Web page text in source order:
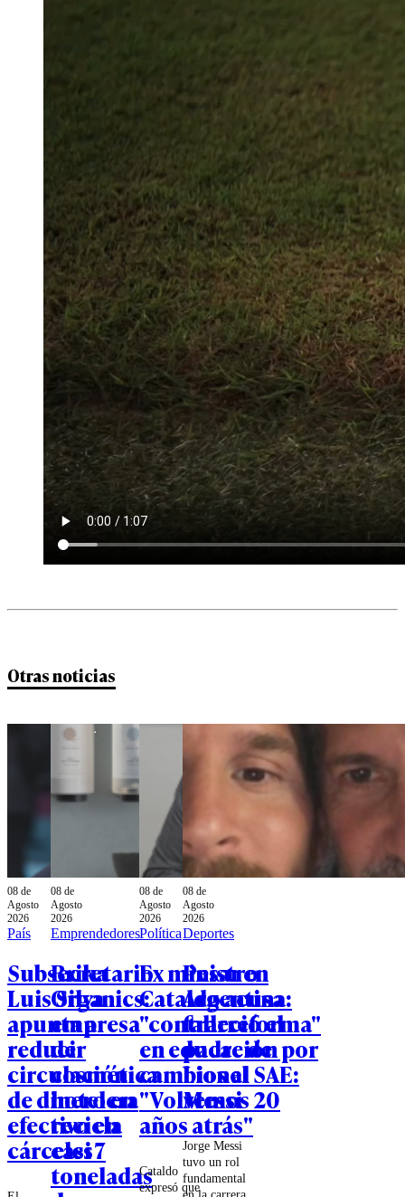
Otras noticias
08 de
Agosto
2026
País
Subsecretario
Luis Silva
apunta a
reducir
circulación
de dinero en
efectivo en
cárceles
08 de
Agosto
2026
Emprendedores
Brika
Organics:
empresa
de
cosmética
hotelera
recicla
casi 7
toneladas
08 de
Agosto
2026
Política
Ex ministro
Cataldo acusa
"contrarreforma"
en educación por
cambios al SAE:
"Volvemos 20
años atrás"
Cataldo
expresó que
08 de
Agosto
2026
Deportes
Pesar en
Argentina:
falleció el
padre de
Lionel
Messi
Jorge Messi
tuvo un rol
fundamental
en la carrera